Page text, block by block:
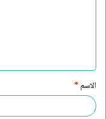
ق
*
الاسم*